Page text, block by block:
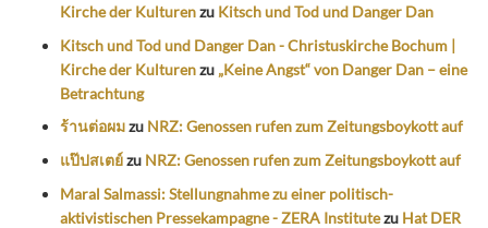
Kirche der Kulturenzu Kitsch und Tod und Danger Dan
Kitsch und Tod und Danger Dan - Christuskirche Bochum |
Kirche der Kulturenzu „Keine Angst“ von Danger Dan – eine
Betrachtung
ร้านต่อผมzu NRZ: Genossen rufen zum Zeitungsboykott auf
แป๊ปสเตย์zu NRZ: Genossen rufen zum Zeitungsboykott auf
Maral Salmassi: Stellungnahme zu einer politisch-
aktivistischen Pressekampagne - ZERA Institutezu Hat DER